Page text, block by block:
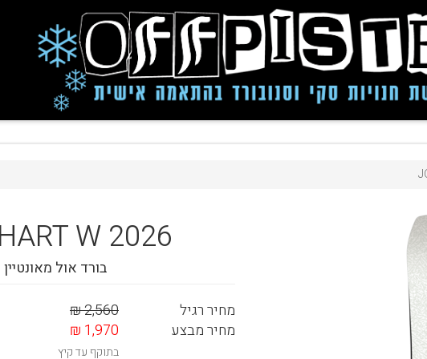
W 2026
בורד אול
מחיר רגיל
2,560 ₪
מחיר מבצע
1,970 ₪
בתוקף עד קיץ